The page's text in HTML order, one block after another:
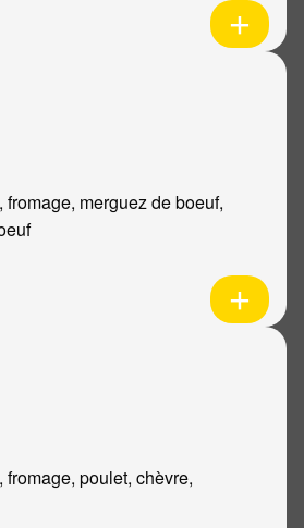
merguez de boeuf,
poulet, chèvre,